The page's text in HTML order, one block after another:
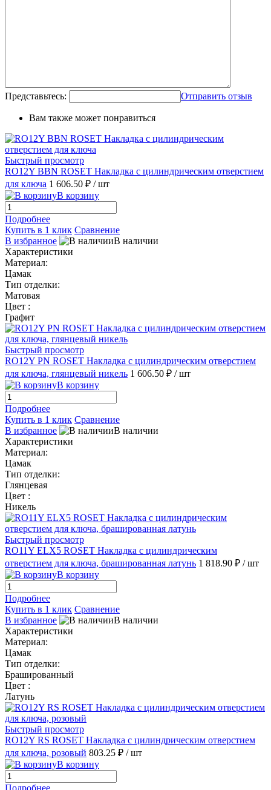
Представьтесь: Отправить отзыв
Вам также может понравиться
Быстрый просмотр
RO12Y BBN ROSET Накладка с цилиндрическим отверстием
для ключа 1 606.50 ₽ / шт
В корзину
Подробнее
Купить в 1 клик Сравнение
В избранное
В наличии
Характеристики
Материал:
Цамак
Тип отделки:
Матовая
Цвет :
Графит
Быстрый просмотр
RO12Y PN ROSET Накладка с цилиндрическим отверстием
для ключа, глянцевый никель 1 606.50 ₽ / шт
В корзину
Подробнее
Купить в 1 клик Сравнение
В избранное
В наличии
Характеристики
Материал:
Цамак
Тип отделки:
Глянцевая
Цвет :
Никель
Быстрый просмотр
RO11Y ELX5 ROSET Накладка с цилиндрическим
отверстием для ключа, брашированная латунь 1 818.90 ₽ / шт
В корзину
Подробнее
Купить в 1 клик Сравнение
В избранное
В наличии
Характеристики
Материал:
Цамак
Тип отделки:
Брашированный
Цвет :
Латунь
Быстрый просмотр
RO12Y RS ROSET Накладка с цилиндрическим отверстием
для ключа, розовый 803.25 ₽ / шт
В корзину
Подробнее